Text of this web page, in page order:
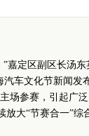
嘉定区副区长汤
车文化节新闻发
场参赛，引起广
放大“节赛合一”